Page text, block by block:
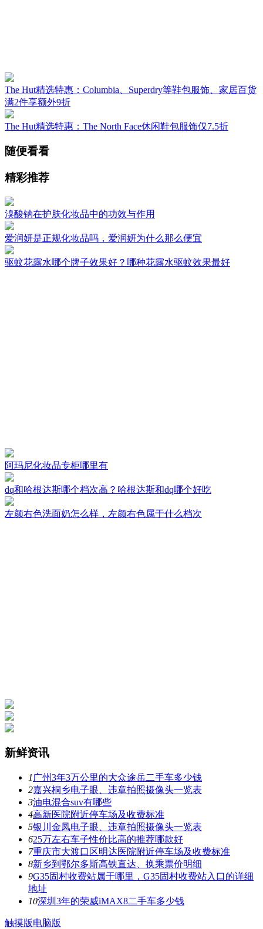
The Hut精选特惠：Columbia、Superdry等鞋包服饰、家居百货
满2件享额外9折
The Hut精选特惠：The North Face休闲鞋包服饰仅7.5折
随便看看
精彩推荐
溴酸钠在护肤化妆品中的功效与作用
爱润妍是正规化妆品吗，爱润妍为什么那么便宜
驱蚊花露水哪个牌子效果好？哪种花露水驱蚊效果最好
阿玛尼化妆品专柜哪里有
dq和哈根达斯哪个档次高？哈根达斯和dq哪个好吃
左颜右色洗面奶怎么样，左颜右色属于什么档次
新鲜资讯
1 广州3年3万公里的大众途岳二手车多少钱
2嘉兴桐乡电子眼、违章拍照摄像头一览表
3油电混合suv有哪些
4高新医院附近停车场及收费标准
5银川金凤电子眼、违章拍照摄像头一览表
625万左右车子性价比高的推荐哪款好
7重庆市大渡口区明达医院附近停车场及收费标准
8新乡到鄂尔多斯高铁直达、换乘票价明细
9G35固村收费站属于哪里，G35固村收费站入口的详细
地址
10深圳3年的荣威iMAX8二手车多少钱
触摸版电脑版